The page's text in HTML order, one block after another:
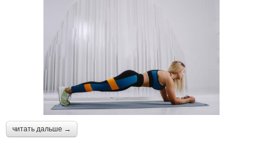
читать дальше →